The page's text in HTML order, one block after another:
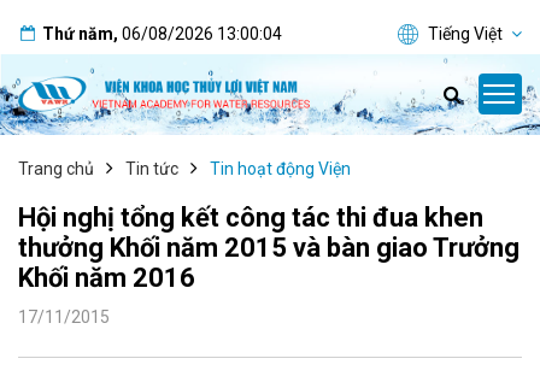
Thứ năm, 06/08/2026 13:00:04 Tiếng Việt
Trang chủ Tin tức Tin hoạt động Viện
Hội nghị tổng kết công tác thi đua khen
thưởng Khối năm 2015 và bàn giao Trưởng
Khối năm 2016
17/11/2015